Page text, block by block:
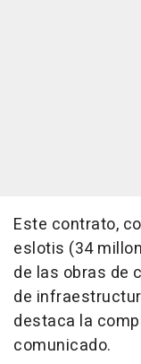
Este contrato,
eslotis (34
de las obras de
de
destaca la
comunicado.